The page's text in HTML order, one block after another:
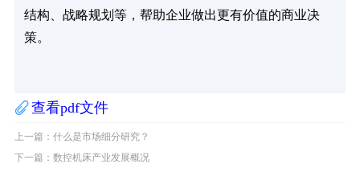
结构、战略规划等，帮助企业做出更有价值的商业决
策。
查看pdf文件
上一篇：什么是市场细分研究？
下一篇：数控机床产业发展概况